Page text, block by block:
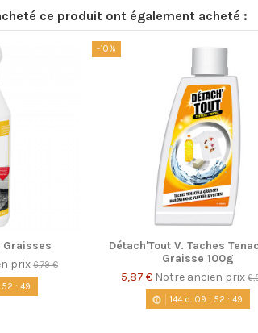
ce produit ont également acheté :
Graisses
prix 6,79 €
52 : 48
-10%
Détach'Tout V. Taches
Graisse 100g
5,87 € Notre ancien prix
144d. 09 : 52 : 48